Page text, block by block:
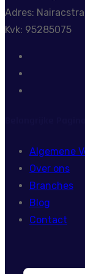
Adres:
Kvk: 95285075
Algemene
Over ons
Branches
Blog
Contact